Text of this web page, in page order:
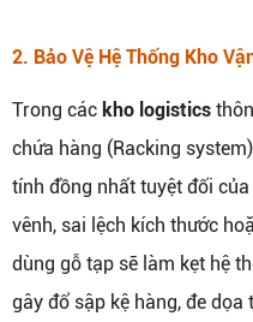
2. Bảo Vệ Hệ Thống Kho
Trong các kho logistics
chứa hàng (Racking
tính đồng nhất tuyệt đối
vênh, sai lệch kích thước
dùng gỗ tạp sẽ làm kẹt hệ
gây đổ sập kệ hàng, đe